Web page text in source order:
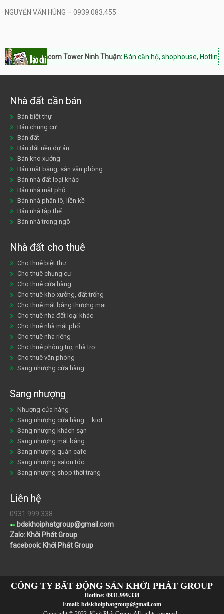
NGUYỄN VĂN HÙNG – 0939.083.455
Hacom Tower Ninh Thuận:Bán căn hộ, shophouse, Hotline:
Nhà đất cần bán
Bán biệt thự
Bán chung cư
Bán đất
Bán đất nền dự án
Bán kho xưởng
Bán mặt bằng, sàn văn phòng
Bán nhà đất loại khác
Bán nhà mặt phố
Bán nhà phân lô, liền kề
Bán nhà tập thể
Bán nhà trong ngõ
Nhà đất cho thuê
Cho thuê biệt thự
Cho thuê chung cư
Cho thuê cửa hàng
Cho thuê kho xưởng, đất trống
Cho thuê mặt bằng thương mại
Cho thuê nhà đất loại khác
Cho thuê nhà mặt phố
Cho thuê nhà riêng
Cho thuê phòng trọ, nhà trọ
Cho thuê văn phòng
Sang nhượng cửa hàng
Sang nhượng
Nhượng cửa hàng
Sang nhượng cửa hàng – kiot
Sang nhượng khách sạn
Sang nhượng mặt bằng
Sang nhượng quán cafe
Sang nhượng salon tóc
Sang nhượng shop thời trang
Liên hệ
0931.999.338
bdskhoiphatgroup@gmail.com
Zalo: Khởi Phát Group
facebook: Khởi Phát Group
CÔNG TY BẤT ĐỘNG SẢN KHỞI PHÁT GROUP
Hotline: 0931.999.338
Email: bdskhoiphatgroup@gmail.com